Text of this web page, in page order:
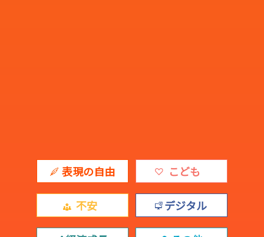
表現の自由 こども
不安 デジタル